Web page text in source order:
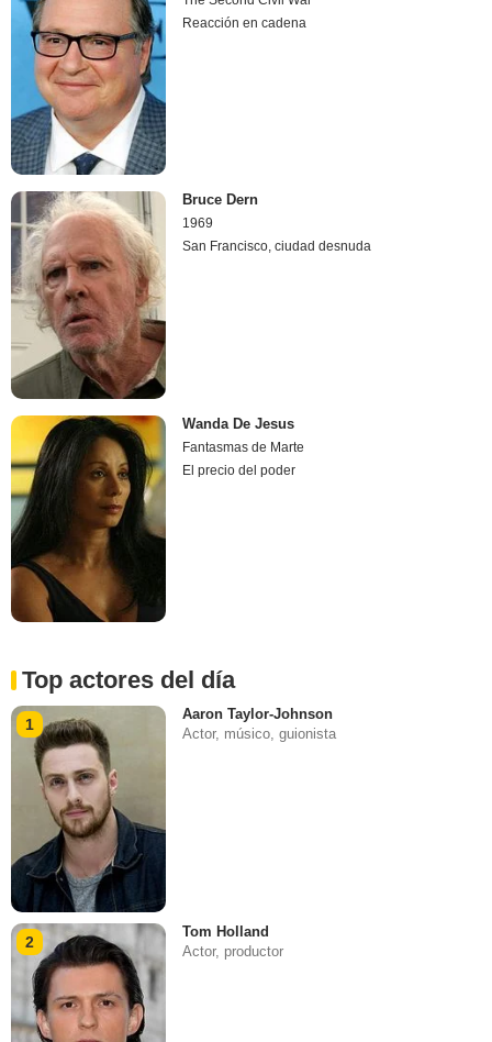
Reacción en cadena
Bruce Dern
1969
San Francisco, ciudad desnuda
Wanda De Jesus
Fantasmas de Marte
El precio del poder
Top actores del día
1
Aaron Taylor-Johnson
Actor, músico, guionista
2
Tom Holland
Actor, productor